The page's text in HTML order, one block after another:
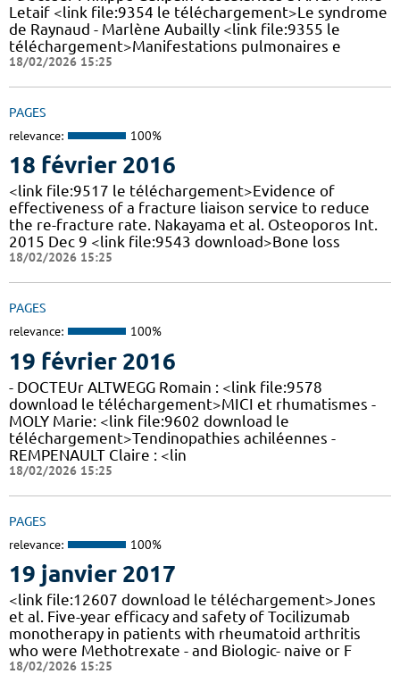
Letaif <link file:9354 le téléchargement>Le syndrome
de Raynaud - Marlène Aubailly <link file:9355 le
téléchargement>Manifestations pulmonaires e
18/02/2026 15:25
PAGES
relevance: 100%
18 février 2016
<link file:9517 le téléchargement>Evidence of
effectiveness of a fracture liaison service to reduce
the re-fracture rate. Nakayama et al. Osteoporos Int.
2015 Dec 9 <link file:9543 download>Bone loss
18/02/2026 15:25
PAGES
relevance: 100%
19 février 2016
- DOCTEUr ALTWEGG Romain : <link file:9578
download le téléchargement>MICI et rhumatismes -
MOLY Marie: <link file:9602 download le
téléchargement>Tendinopathies achiléennes -
REMPENAULT Claire : <lin
18/02/2026 15:25
PAGES
relevance: 100%
19 janvier 2017
<link file:12607 download le téléchargement>Jones
et al. Five-year efficacy and safety of Tocilizumab
monotherapy in patients with rheumatoid arthritis
who were Methotrexate - and Biologic- naive or F
18/02/2026 15:25